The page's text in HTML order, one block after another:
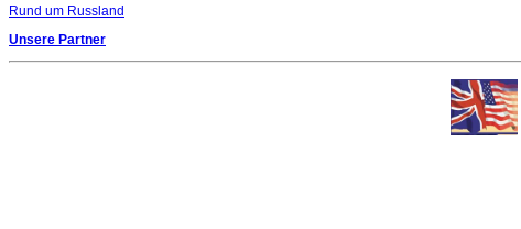
Rund um Russland
Unsere Partner